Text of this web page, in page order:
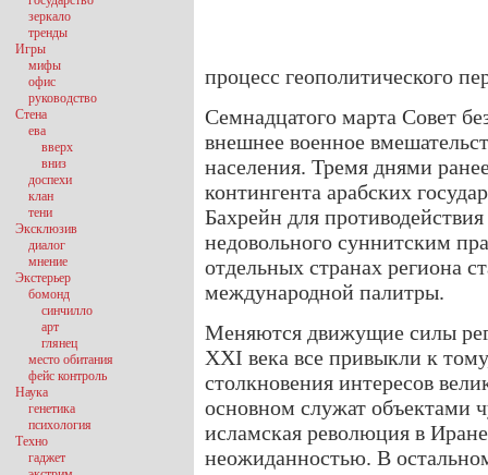
процесс геополитического
Семнадцатого марта Совет
внешнее военное
населения. Тремя днями
контингента арабских
Бахрейн для
недовольного суннитским
отдельных странах региона
международной палитры.
Меняются движущие силы
XXI века все привыкли к
столкновения интересов
основном служат
исламская революция в
неожиданностью. В
зеркало
тренды
Игры
мифы
офис
руководство
Стена
ева
вверх
вниз
доспехи
клан
тени
Эксклюзив
диалог
мнение
Экстерьер
бомонд
синчилло
арт
глянец
место обитания
фейс контроль
Наука
генетика
психология
Техно
гаджет